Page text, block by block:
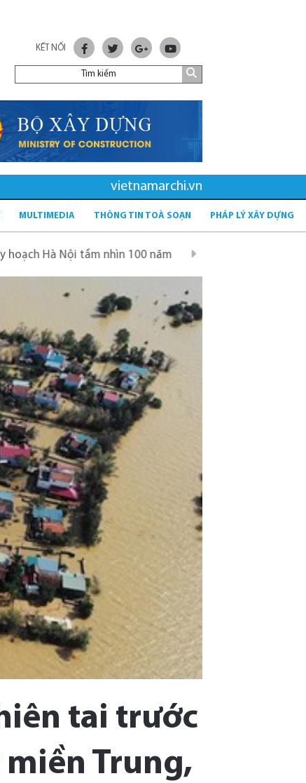
KẾT NỐI
vietnamarchi.vn
MULTIMEDIA THÔNG TIN TOÀ SOẠN PHÁP LÝ XÂY DỰNG
tầm nhìn 100 năm Quy hoạch mới sau sáp nhập
tai trước
Trung,